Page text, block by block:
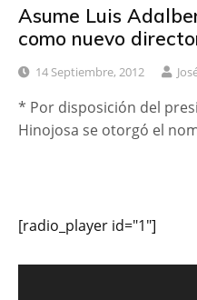
Asume Luis
como nuevo
14 Septiembre, 2012
* Por disposición del
Hinojosa se otorgó el
[radio_player id="1"]